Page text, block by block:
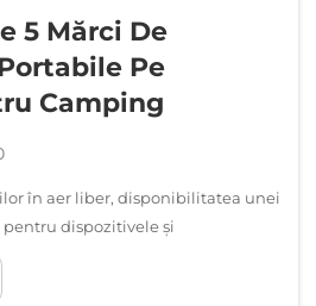
5 Mărci De
Pe
Camping
în aer liber, disponibilitatea unei
dispozitivele și
poate face diferența între o
și una dificilă. Un generator